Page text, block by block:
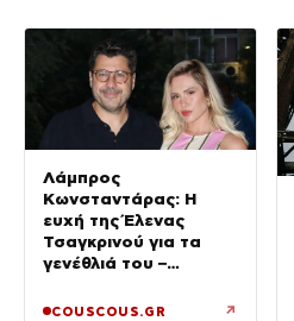
Λάμπρος
Κωνσταντάρας: Η
ευχή της Έλενας
Τσαγκρινού για τα
γενέθλιά του –
COUSCOUS.GR ↗